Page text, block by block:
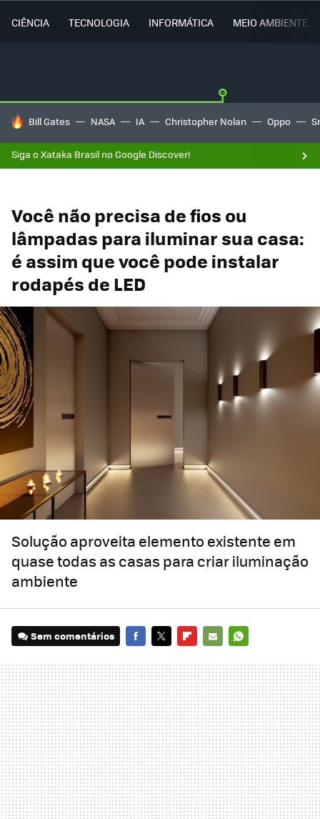
CIÊNCIA TECNOLOGIA INFORMÁTICA MEIO AMBIENTE
TENDÊNCIAS DO DIA
Bill Gates NASA IA Christopher Nolan Oppo
Siga o Xataka Brasil no Google Discover!
Você não precisa de fios ou
lâmpadas para iluminar sua casa:
é assim que você pode instalar
rodapés de LED
Solução aproveita elemento existente em
quase todas as casas para criar iluminação
ambiente
Sem comentários
MAIL